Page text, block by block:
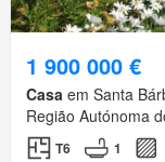
1 900 000 €
Casa em Santa
Região Autónoma
T6 1